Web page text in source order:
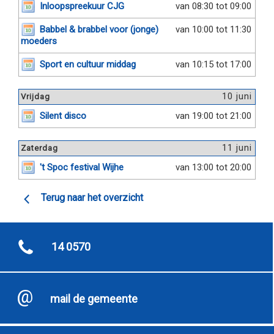
van 08:30 tot 09:00
Inloopspreekuur CJG
van 10:00 tot 11:30
Babbel & brabbel voor (jonge)
moeders
van 10:15 tot 17:00
Sport en cultuur middag
10 juni
Vrijdag
van 19:00 tot 21:00
Silent disco
11 juni
Zaterdag
van 13:00 tot 20:00
't Spoc festival Wijhe
Terug naar het overzicht
14 0570
mail de gemeente